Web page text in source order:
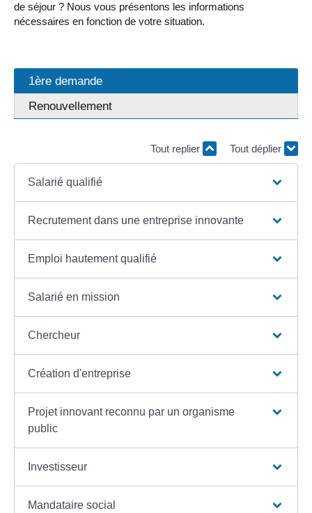
de séjour ? Nous vous présentons les informations
nécessaires en fonction de votre situation.
1ère demande
Renouvellement
Tout replier Tout déplier
Salarié qualifié
Recrutement dans une entreprise innovante
Emploi hautement qualifié
Salarié en mission
Chercheur
Création d'entreprise
Projet innovant reconnu par un organisme
public
Investisseur
Mandataire social